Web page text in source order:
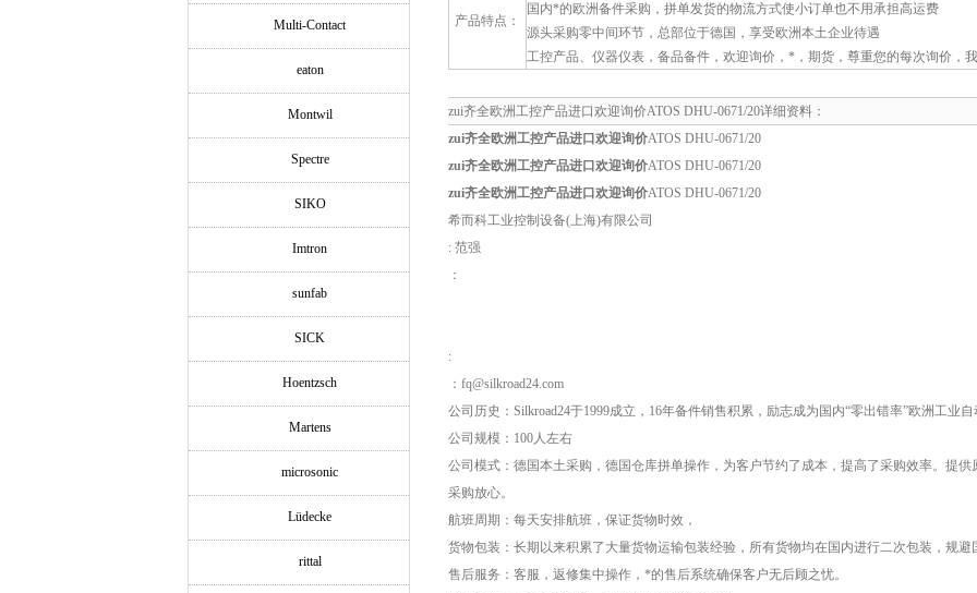
Multi-Contact
eaton
Montwil
Spectre
SIKO
Imtron
sunfab
SICK
Hoentzsch
Martens
microsonic
Lüdecke
rittal
产品特点：
国内*的欧洲备件采购，拼单发货的物流方式使小订单也不用承担高运费
源头采购零中间环节，总部位于德国，享受欧洲本土企业待遇
工控产品、仪器仪表，备品备件，欢迎询价，*，期货，尊重您的每次询价，
zui齐全欧洲工控产品进口欢迎询价ATOS DHU-0671/20详细资料：
zui齐全欧洲工控产品进口欢迎询价ATOS DHU-0671/20
zui齐全欧洲工控产品进口欢迎询价ATOS DHU-0671/20
zui齐全欧洲工控产品进口欢迎询价ATOS DHU-0671/20
希而科工业控制设备(上海)有限公司
: 范强
：
:
：fq@silkroad24.com
公司历史：Silkroad24于1999成立，16年备件销售积累，励志成为国内“零出错率”欧洲工业
公司规模：100人左右
公司模式：德国本土采购，德国仓库拼单操作，为客户节约了成本，提高了采购效率。提供
采购放心。
航班周期：每天安排航班，保证货物时效，
货物包装：长期以来积累了大量货物运输包装经验，所有货物均在国内进行二次包装，规避
售后服务：客服，返修集中操作，*的售后系统确保客户无后顾之忧。